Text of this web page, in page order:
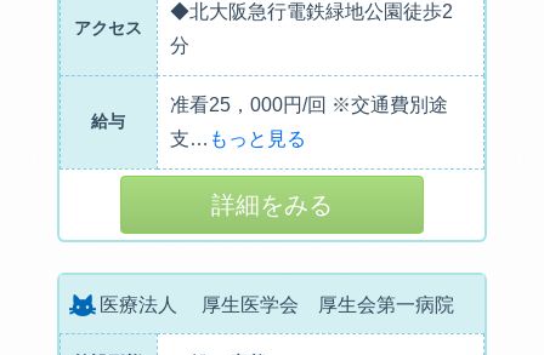
アクセス
◆北大阪急行電鉄緑地公園徒歩2
分
給与
准看25，000円/回 ※交通費別途
支… もっと見る
詳細をみる
医療法人 厚生医学会 厚生会第一病院